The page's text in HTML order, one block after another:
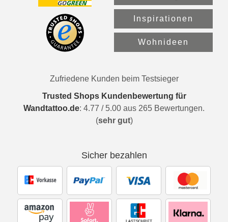
Inspirationen
Wohnideen
Zufriedene Kunden beim Testsieger
Trusted Shops Kundenbewertung für
Wandtattoo.de: 4.77 / 5.00 aus 265 Bewertungen.
(sehr gut)
Sicher bezahlen